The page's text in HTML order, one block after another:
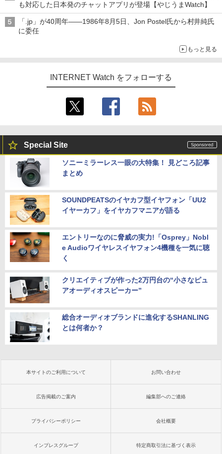
も対応した日本発のチャットアプリが登場【やじうまWatch】
「.jp」が40周年――1986年8月5日、Jon Postel氏から村井純氏
に委任
もっと見る
INTERNET Watch をフォローする
Special Site
ソニーミラーレス一眼の大特集！ 見どころ記事
まとめ
SOUNDPEATSのイヤカフ型イヤフォン「UU2
イヤーカフ」をイヤカフマニアが語る
エントリーなのに脅威の実力!「Osprey」Nobl
e Audioワイヤレスイヤフォン4機種を一気に聴
く
クリエイティブが作った2万円台の“小さなピュ
アオーディオスピーカー”
総合オーディオブランドに進化するSHANLING
とは何者か？
本サイトのご利用について お問い合わせ
広告掲載のご案内 編集部へのご連絡
プライバシーポリシー 会社概要
インプレスグループ 特定商取引法に基づく表示